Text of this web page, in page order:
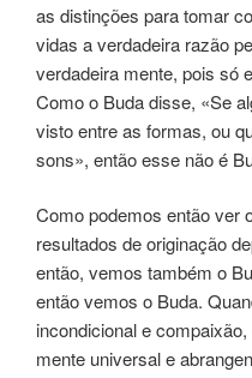
as distinções para tomar
vidas a verdadeira razão
verdadeira mente, pois só
Como o Buda disse, «Se
visto entre as formas, ou
sons», então esse não é
Como podemos então ver
resultados de originação
então, vemos também o
então vemos o Buda.
incondicional e
mente universal e